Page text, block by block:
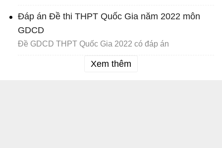
Đáp án Đề thi THPT Quốc Gia năm 2022 môn
GDCD
Đề GDCD THPT Quốc Gia 2022 có đáp án
Xem thêm